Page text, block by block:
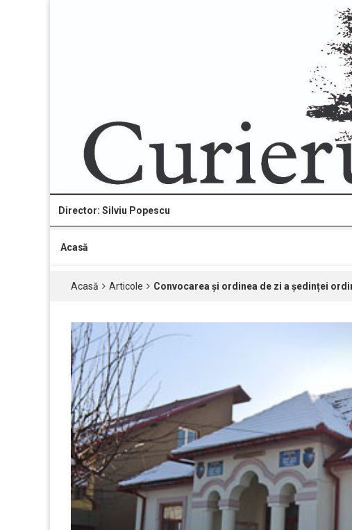
Director: Silviu Popescu
Acasă
Acasă Articole Convocarea și ordinea de zi a ședinței